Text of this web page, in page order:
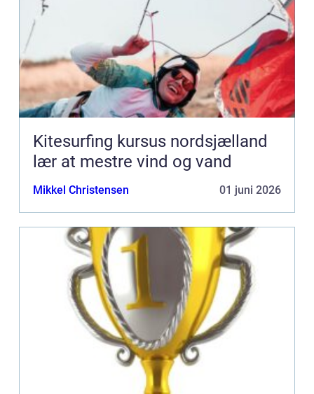
Kitesurfing kursus nordsjælland
lær at mestre vind og vand
Mikkel Christensen 01 juni 2026